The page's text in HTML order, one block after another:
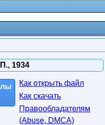
1934
Как открыть файл
Как скачать
Правообладателям
(Abuse, DMСA)